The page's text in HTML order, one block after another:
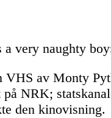
a very naughty
VHS av Monty
NRK;
den kinovisning.